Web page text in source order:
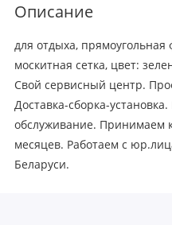
Описание
для отдыха, прямоугольная
москитная сетка, цвет:
Свой сервисный центр.
Доставка-сборка-
обслуживание. Принимаем
месяцев. Работаем с
Беларуси.